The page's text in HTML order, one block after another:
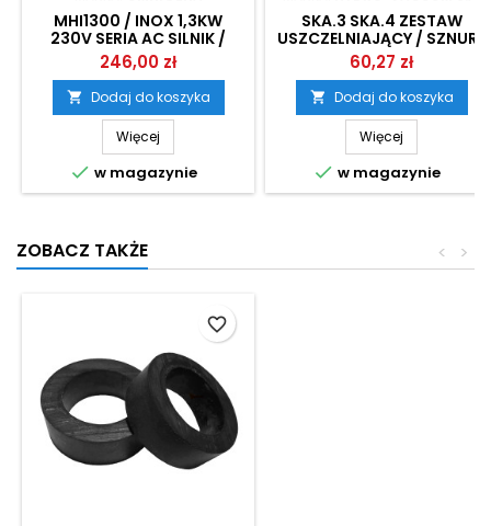
MHI1300 / INOX 1,3KW
230V SERIA AC SILNIK /
STOJAN POMPY OMNIGENA
246,00 zł
 Dodaj do koszyka
Więcej
 w magazynie
SKA.3 SKA.4 ZESTAW
USZCZELNIAJĄCY / SZNUR I
DŁAWIKI HYDRO-VACUUM
60,27 zł
 Dodaj do koszyka
Więcej
 w magazynie
ZOBACZ TAKŻE >
<
favorite_border